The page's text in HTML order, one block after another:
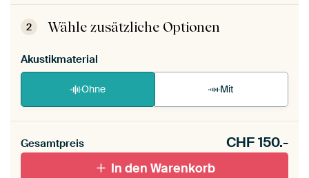
Dein ArtFrame ist im Handumdrehen
aufgebaut.Montageanleitung ansehen
2 Wähle zusätzliche Optionen
Akustikmaterial
Ohne Mit
Gesamtpreis CHF150.-
In den Warenkorb